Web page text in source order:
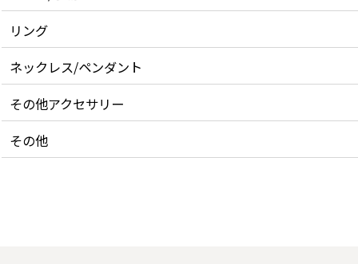
リング
ネックレス/ペンダント
その他アクセサリー
その他